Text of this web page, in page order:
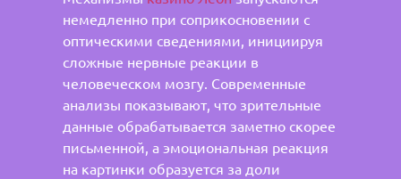
немедленно при соприкосновении с
оптическими сведениями, инициируя
сложные нервные реакции в
человеческом мозгу. Современные
анализы показывают, что зрительные
данные обрабатывается заметно скорее
письменной, а эмоциональная реакция
на картинки образуется за доли